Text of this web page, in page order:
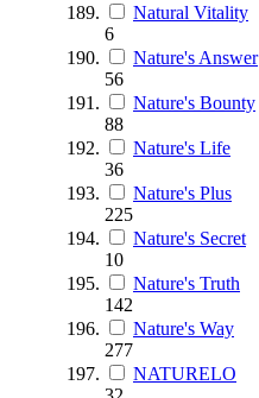
Natural Vitality
6
Nature's Answer
56
Nature's Bounty
88
Nature's Life
36
Nature's Plus
225
Nature's Secret
10
Nature's Truth
142
Nature's Way
277
NATURELO